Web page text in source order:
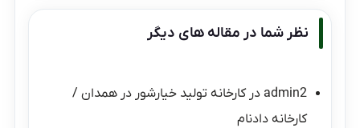
نظر شما در مقاله های دیگر
admin2 درکارخانه تولید خیارشور در همدان /
کارخانه دادنام